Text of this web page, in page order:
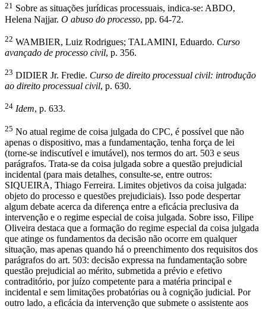
21 Sobre as situações jurídicas processuais, indica-se: ABDO,
Helena Najjar. O abuso do processo, pp. 64-72.
22 WAMBIER, Luiz Rodrigues; TALAMINI, Eduardo. Curso
avançado de processo civil, p. 356.
23 DIDIER Jr. Fredie. Curso de direito processual civil: introdução
ao direito processual civil, p. 630.
24 Idem, p. 633.
25 No atual regime de coisa julgada do CPC, é possível que não
apenas o dispositivo, mas a fundamentação, tenha força de lei
(torne-se indiscutível e imutável), nos termos do art. 503 e seus
parágrafos. Trata-se da coisa julgada sobre a questão prejudicial
incidental (para mais detalhes, consulte-se, entre outros:
SIQUEIRA, Thiago Ferreira. Limites objetivos da coisa julgada:
objeto do processo e questões prejudiciais). Isso pode despertar
algum debate acerca da diferença entre a eficácia preclusiva da
intervenção e o regime especial de coisa julgada. Sobre isso, Filipe
Oliveira destaca que a formação do regime especial da coisa julgada
que atinge os fundamentos da decisão não ocorre em qualquer
situação, mas apenas quando há o preenchimento dos requisitos dos
parágrafos do art. 503: decisão expressa na fundamentação sobre
questão prejudicial ao mérito, submetida a prévio e efetivo
contraditório, por juízo competente para a matéria principal e
incidental e sem limitações probatórias ou à cognição judicial. Por
outro lado, a eficácia da intervenção que submete o assistente aos